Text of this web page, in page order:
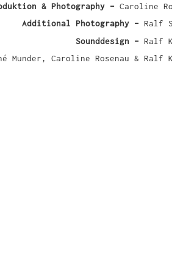
& Photography – Caroline
Additional Photography – Ralf
Sounddesign – Ralf
Munder, Caroline Rosenau & Ralf